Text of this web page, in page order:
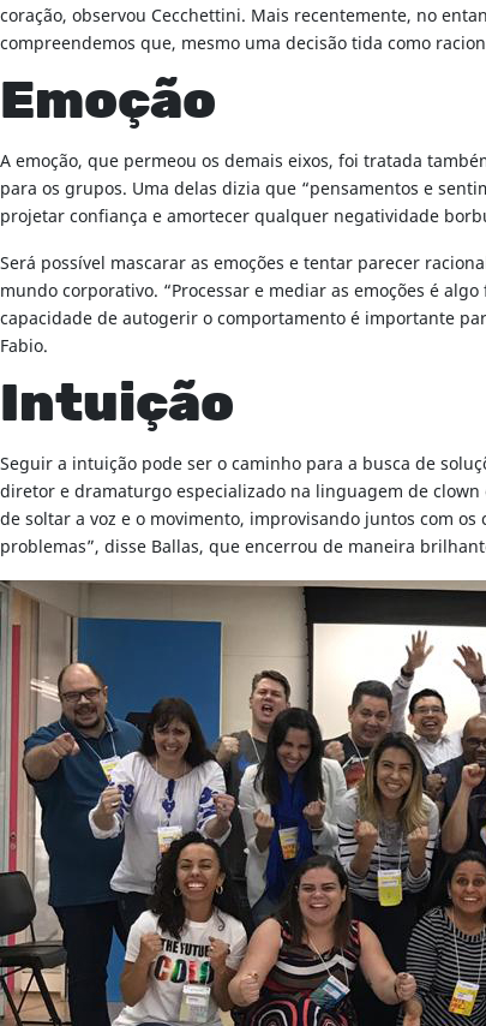
coração, observou Cecchettini. Mais recentemente, no
compreendemos que, mesmo uma decisão tida como
Emoção
A emoção, que permeou os demais eixos, foi tratada
para os grupos. Uma delas dizia que “pensamentos e
projetar confiança e amortecer qualquer negatividade
Será possível mascarar as emoções e tentar parecer
mundo corporativo. “Processar e mediar as emoções é
capacidade de autogerir o comportamento é importante
Fabio.
Intuição
Seguir a intuição pode ser o caminho para a busca de
diretor e dramaturgo especializado na linguagem de
de soltar a voz e o movimento, improvisando juntos com
problemas”, disse Ballas, que encerrou de maneira